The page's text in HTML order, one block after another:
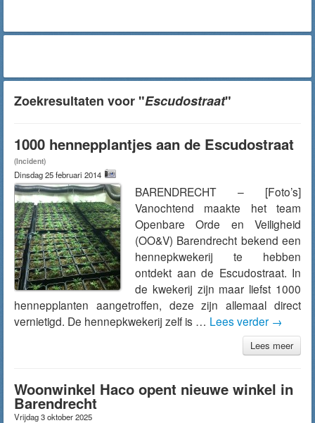
Zoekresultaten voor "Escudostraat"
1000 hennepplantjes aan de Escudostraat
(Incident)
Dinsdag 25 februari 2014
BARENDRECHT – [Foto’s]
Vanochtend maakte het team
Openbare Orde en Veiligheid
(OO&V) Barendrecht bekend een
hennepkwekerij te hebben
ontdekt aan de Escudostraat. In
de kwekerij zijn maar liefst 1000
hennepplanten aangetroffen, deze zijn allemaal direct
vernietigd. De hennepkwekerij zelf is … Lees verder →
Lees meer
Woonwinkel Haco opent nieuwe winkel in
Barendrecht
Vrijdag 3 oktober 2025